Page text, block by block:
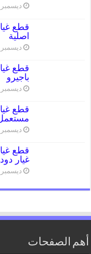
ديسمبر 1, 2023
اصلية
ديسمبر 1, 2023
باجيرو
ديسمبر 1, 2023
ديسمبر 1, 2023
غيار
ديسمبر 1, 2023
أهم الصفحات